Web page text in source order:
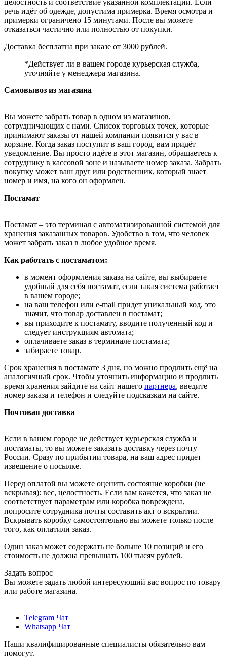
целостность и соответствие указанной комплектации. Если
речь идёт об одежде, допустима примерка. Время осмотра и
примерки ограничено 15 минутами. После вы можете
отказаться частично или полностью от покупки.
Доставка бесплатна при заказе от 3000 рублей.
*Действует ли в вашем городе курьерская служба,
уточняйте у менеджера магазина.
Самовывоз из магазина
Вы можете забрать товар в одном из магазинов,
сотрудничающих с нами. Список торговых точек, которые
принимают заказы от нашей компании появится у вас в
корзине. Когда заказ поступит в ваш город, вам придёт
уведомление. Вы просто идёте в этот магазин, обращаетесь к
сотруднику в кассовой зоне и называете номер заказа. Забрать
покупку может ваш друг или родственник, который знает
номер и имя, на кого он оформлен.
Постамат
Постамат – это терминал с автоматизированной системой для
хранения заказанных товаров. Удобство в том, что человек
может забрать заказ в любое удобное время.
Как работать с постаматом:
в момент оформления заказа на сайте, вы выбираете
удобный для себя постамат, если такая система работает
в вашем городе;
на ваш телефон или e-mail придет уникальный код, это
значит, что товар доставлен в постамат;
вы приходите к постамату, вводите полученный код и
следует инструкциям автомата;
оплачиваете заказ в терминале постамата;
забираете товар.
Срок хранения в постамате 3 дня, но можно продлить ещё на
аналогичный срок. Чтобы уточнить информацию и продлить
время хранения зайдите на сайт нашего партнера, введите
номер заказа и телефон и следуйте подсказкам на сайте.
Почтовая доставка
Если в вашем городе не действует курьерская служба и
постаматы, то вы можете заказать доставку через почту
России. Сразу по прибытии товара, на ваш адрес придет
извещение о посылке.
Перед оплатой вы можете оценить состояние коробки (не
вскрывая): вес, целостность. Если вам кажется, что заказ не
соответствует параметрам или коробка повреждена,
попросите сотрудника почты составить акт о вскрытии.
Вскрывать коробку самостоятельно вы можете только после
того, как оплатили заказ.
Один заказ может содержать не больше 10 позиций и его
стоимость не должна превышать 100 тысяч рублей.
Задать вопрос
Вы можете задать любой интересующий вас вопрос по товару
или работе магазина.
Telegram Чат
Whatsapp Чат
Наши квалифицированные специалисты обязательно вам
помогут.